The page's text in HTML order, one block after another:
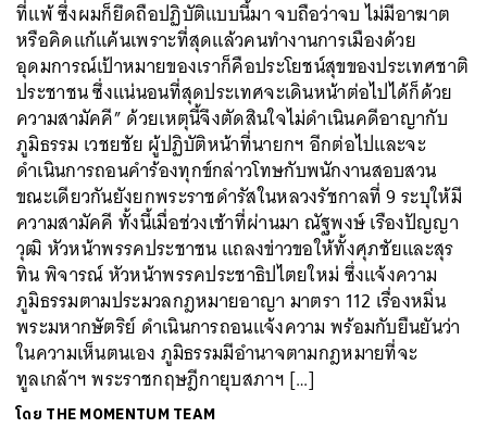
ที่แพ้ ซึ่งผมก็ยึดถือปฏิบัติแบบนี้มา จบถือว่าจบ ไม่มีอาฆาต
หรือคิดแก้แค้นเพราะที่สุดแล้วคนทำงานการเมืองด้วย
อุดมการณ์เป้าหมายของเราก็คือประโยชน์สุขของประเทศชาติ
ประชาชน ซึ่งแน่นอนที่สุดประเทศจะเดินหน้าต่อไปได้ก็ด้วย
ความสามัคคี” ด้วยเหตุนี้จึงตัดสินใจไม่ดำเนินคดีอาญากับ
ภูมิธรรม เวชยชัย ผู้ปฏิบัติหน้าที่นายกฯ อีกต่อไปและจะ
ดำเนินการถอนคำร้องทุกข์กล่าวโทษกับพนักงานสอบสวน
ขณะเดียวกันยังยกพระราชดำรัสในหลวงรัชกาลที่ 9 ระบุให้มี
ความสามัคคี ทั้งนี้เมื่อช่วงเช้าที่ผ่านมา ณัฐพงษ์ เรืองปัญญา
วุฒิ หัวหน้าพรรคประชาชน แถลงข่าวขอให้ทั้งศุภชัยและสุร
ทิน พิจารณ์ หัวหน้าพรรคประชาธิปไตยใหม่ ซึ่งแจ้งความ
ภูมิธรรมตามประมวลกฎหมายอาญา มาตรา 112 เรื่องหมิ่น
พระมหากษัตริย์ ดำเนินการถอนแจ้งความ พร้อมกับยืนยันว่า
ในความเห็นตนเอง ภูมิธรรมมีอำนาจตามกฎหมายที่จะ
ทูลเกล้าฯ พระราชกฤษฎีกายุบสภาฯ […]
โดย THE MOMENTUM TEAM